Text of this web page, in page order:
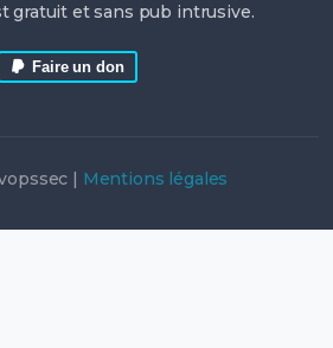
gratuit et sans pub intrusive.
Faire un don
| Mentions légales